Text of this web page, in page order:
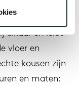
kabels rond
elkaar en leidt
vloer en
kousen zijn
en maten: